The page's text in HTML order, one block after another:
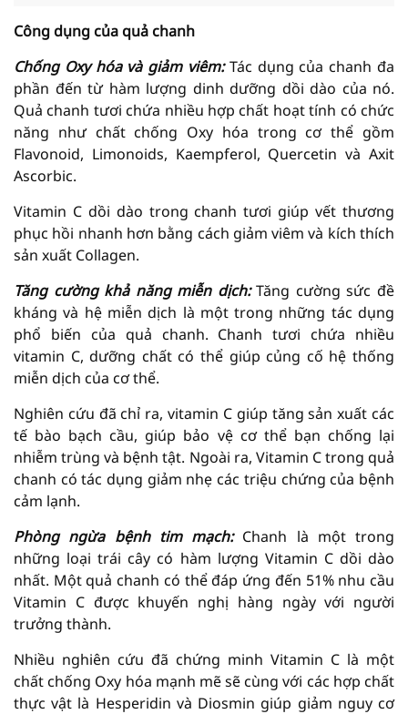
Công dụng của quả chanh
Chống Oxy hóa và giảm viêm:Tác dụng của chanh đa
phần đến từ hàm lượng dinh dưỡng dồi dào của nó.
Quả chanh tươi chứa nhiều hợp chất hoạt tính có chức
năng như chất chống Oxy hóa trong cơ thể gồm
Flavonoid, Limonoids, Kaempferol, Quercetin và Axit
Ascorbic.
Vitamin C dồi dào trong chanh tươi giúp vết thương
phục hồi nhanh hơn bằng cách giảm viêm và kích thích
sản xuất Collagen.
Tăng cường khả năng miễn dịch:Tăng cường sức đề
kháng và hệ miễn dịch là một trong những tác dụng
phổ biến của quả chanh. Chanh tươi chứa nhiều
vitamin C, dưỡng chất có thể giúp củng cố hệ thống
miễn dịch của cơ thể.
Nghiên cứu đã chỉ ra, vitamin C giúp tăng sản xuất các
tế bào bạch cầu, giúp bảo vệ cơ thể bạn chống lại
nhiễm trùng và bệnh tật. Ngoài ra, Vitamin C trong quả
chanh có tác dụng giảm nhẹ các triệu chứng của bệnh
cảm lạnh.
Phòng ngừa bệnh tim mạch: Chanh là một trong
những loại trái cây có hàm lượng Vitamin C dồi dào
nhất. Một quả chanh có thể đáp ứng đến 51% nhu cầu
Vitamin C được khuyến nghị hàng ngày với người
trưởng thành.
Nhiều nghiên cứu đã chứng minh Vitamin C là một
chất chống Oxy hóa mạnh mẽ sẽ cùng với các hợp chất
thực vật là Hesperidin và Diosmin giúp giảm nguy cơ